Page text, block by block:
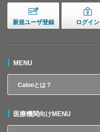
新規ユーザ登録 ログイン
MENU
Calooとは？
医療機関向けMENU